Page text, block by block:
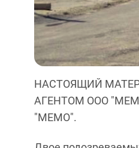
НАСТОЯЩИЙ
АГЕНТОМ ООО
"МЕМО".